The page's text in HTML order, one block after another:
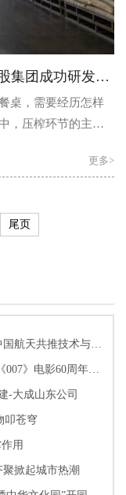
一粒花生的“绿色新生”——鲁花控股集团成功研发花生蛋白肽肥
桌，需要经历怎样
，压榨环节的主要
生品，仍然保..
更多>
尾页
富光亮相2023年中国航天大会，携手中国航天共推技术与文化创新
麦卡伦倾情发布全新威士忌系列 纪念《007》电影60周年单一麦芽威士忌
-大成山东公司
叩苍穹
用
掀起城市热潮